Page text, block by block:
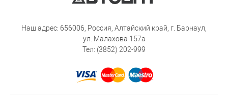
Наш адрес: 656006, Россия, Алтайский край, г. Барнаул,
ул. Малахова 157а
Тел: (3852) 202-999